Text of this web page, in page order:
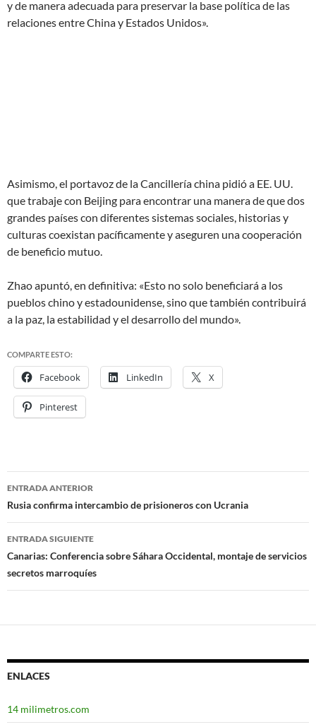
y de manera adecuada para preservar la base política de las
relaciones entre China y Estados Unidos».
Asimismo, el portavoz de la Cancillería china pidió a EE. UU.
que trabaje con Beijing para encontrar una manera de que dos
grandes países con diferentes sistemas sociales, historias y
culturas coexistan pacíficamente y aseguren una cooperación
de beneficio mutuo.
Zhao apuntó, en definitiva: «Esto no solo beneficiará a los
pueblos chino y estadounidense, sino que también contribuirá
a la paz, la estabilidad y el desarrollo del mundo».
COMPARTE ESTO:
Facebook LinkedIn X
Pinterest
Navegación
de
entradas
ENTRADA ANTERIOR
Rusia confirma intercambio de prisioneros con Ucrania
ENTRADA SIGUIENTE
Canarias: Conferencia sobre Sáhara Occidental, montaje de servicios
secretos marroquíes
ENLACES
14 milimetros.com